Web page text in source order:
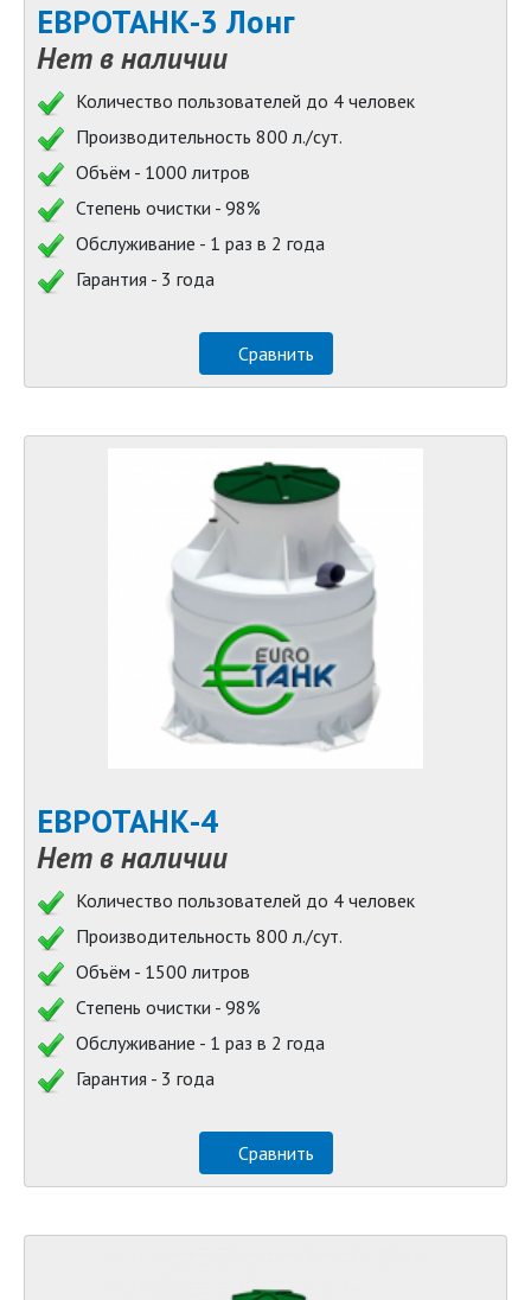
ЕВРОТАНК-3 Лонг
Нет в наличии
Количество пользователей до 4 человек
Производительность 800 л./сут.
Объём - 1000 литров
Степень очистки - 98%
Обслуживание - 1 раз в 2 года
Гарантия - 3 года
Сравнить
ЕВРОТАНК-4
Нет в наличии
Количество пользователей до 4 человек
Производительность 800 л./сут.
Объём - 1500 литров
Степень очистки - 98%
Обслуживание - 1 раз в 2 года
Гарантия - 3 года
Сравнить